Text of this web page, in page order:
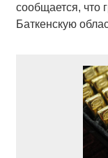
сообщается, что
Баткенскую